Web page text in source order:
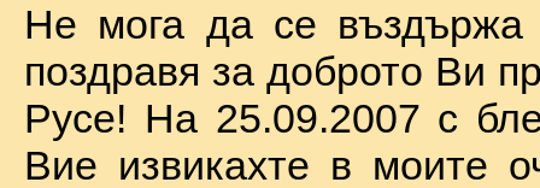
Не мога да се
поздравя за доброто Ви
Русе! На 25.09.2007 с
Вие извикахте в моите